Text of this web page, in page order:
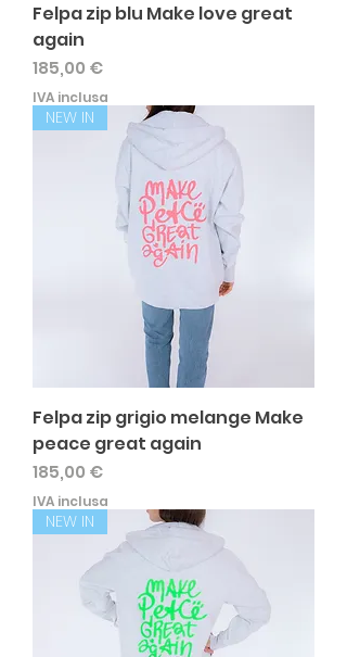
Felpa zip blu Make love great
again
Prezzo
185,00 €
IVA inclusa
NEW IN
Felpa zip grigio melange Make
peace great again
Prezzo
185,00 €
IVA inclusa
NEW IN